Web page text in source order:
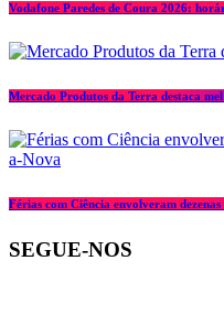
Vodafone Paredes de Coura 2026:
Mercado Produtos da Terra destaca
Férias com Ciência envolveram
SEGUE-NOS